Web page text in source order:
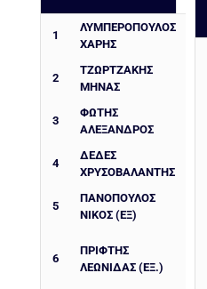
1
ΛΥΜΠΕΡΟΠΟΥΛΟΣ
ΧΑΡΗΣ
2
ΤΖΩΡΤΖΑΚΗΣ
ΜΗΝΑΣ
3
ΦΩΤΗΣ
ΑΛΕΞΑΝΔΡΟΣ
4
ΔΈΔΕΣ
ΧΡΥΣΟΒΑΛΆΝΤΗΣ
5
ΠΑΝΟΠΟΥΛΟΣ
ΝΙΚΟΣ (ΕΞ)
6
ΠΡΙΦΤΗΣ
ΛΕΩΝΙΔΑΣ (ΕΞ.)